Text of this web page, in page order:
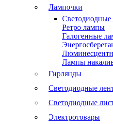
Лампочки
Светодиодные
Ретро лампы
Галогенные
Лампы
Гирлянды
Светодиодные
Светодиодные
Электротовары